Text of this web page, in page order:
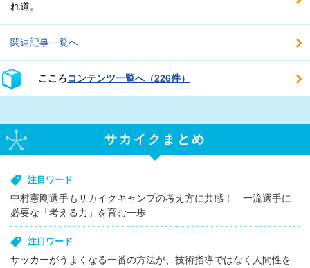
れ道。
関連記事一覧へ
こころコンテンツ一覧へ（226件）
サカイクまとめ
注目ワード
中村憲剛選手もサカイクキャンプの考え方に共感！ 一流選手に
必要な「考える力」を育む一歩
注目ワード
サッカーがうまくなる一番の方法が、技術指導ではなく人間性を